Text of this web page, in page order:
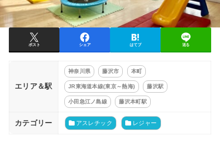
ポスト シェア はてブ 送る
エリア＆駅
神奈川県 藤沢市 本町
JR東海道本線(東京～熱海) 藤沢駅
小田急江ノ島線 藤沢本町駅
カテゴリー アスレチック レジャー